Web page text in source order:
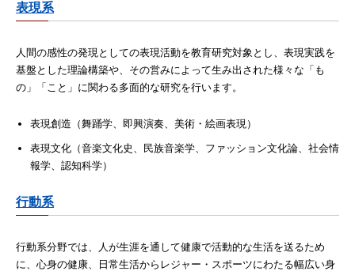
表現系
人間の感性の発現としての表現活動を教育研究対象とし、表現実践を
基盤とした理論構築や、その営みによって生み出された様々な「も
の」「こと」に関わる多面的な研究を行います。
表現創造（舞踊学、即興演奏、美術・絵画表現）
表現文化（音楽文化史、民族音楽学、ファッション文化論、社会情
報学、認知科学）
行動系
行動系分野では、人が生涯を通して健康で活動的な生活を送るため
に、心身の健康、日常生活からレジャー・スポーツにわたる幅広い身